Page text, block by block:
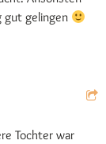
gut gelingen
Tochter war